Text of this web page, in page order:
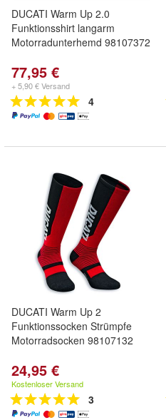
DUCATI Warm Up 2.0
Funktionsshirt langarm
Motorradunterhemd 98107372
77,95 €
+ 5,90 € Versand
4
DUCATI Warm Up 2
Funktionssocken Strümpfe
Motorradsocken 98107132
24,95 €
Kostenloser Versand
3